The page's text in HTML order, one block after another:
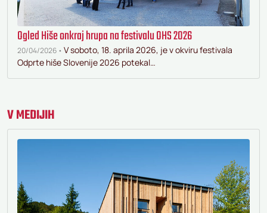
Ogled Hiše onkraj hrupa na festivalu OHS 2026
20/04/2026 • V soboto, 18. aprila 2026, je v okviru festivala
Odprte hiše Slovenije 2026 potekal…
V MEDIJIH